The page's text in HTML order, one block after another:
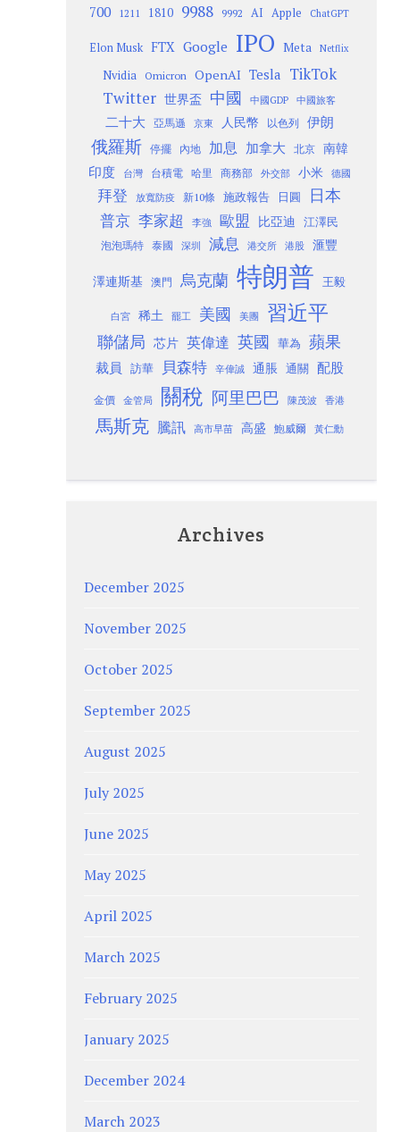
700 1211 1810 9988 9992 AI Apple ChatGPT
Elon Musk FTX Google IPO Meta Netflix
Nvidia Omicron OpenAI Tesla TikTok
Twitter 世界盃 中國 中國GDP 中國旅客
二十大 亞馬遜 京東 人民幣 以色列 伊朗
俄羅斯 停擺 內地 加息 加拿大 北京
南韓
印度
台灣 台積電 哈里 商務部 外交部 小米 德國
拜登 放寬防疫 新10條 施政報告 日圓 日本
普京 李家超 李強 歐盟 比亞迪 江澤民
泡泡瑪特 泰國 深圳 減息 港交所 港股 滙豐
澤連斯基 澳門 烏克蘭 特朗普 王毅
白宮 稀土 罷工 美國 美團 習近平
聯儲局 芯片 英偉達 英國 華為 蘋果
裁員 訪華 貝森特 辛偉誠 通脹 通關 配股
金價 金管局 關稅 阿里巴巴 陳茂波 香港
馬斯克 騰訊 高市早苗 高盛 鮑威爾 黃仁勳
Archives
December 2025
November 2025
October 2025
September 2025
August 2025
July 2025
June 2025
May 2025
April 2025
March 2025
February 2025
January 2025
December 2024
March 2023